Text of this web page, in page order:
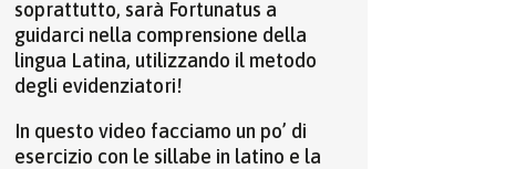
soprattutto, sarà Fortunatus a
guidarci nella comprensione della
lingua Latina, utilizzando il metodo
degli evidenziatori!
In questo video facciamo un po’ di
esercizio con le sillabe in latino e la